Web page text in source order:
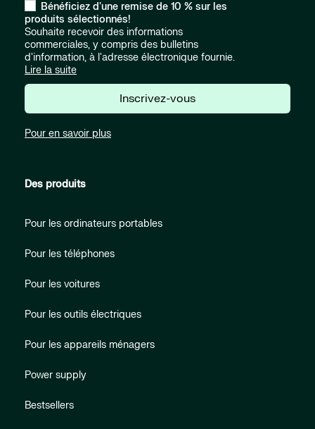
Bénéficiez d'une remise de 10 % sur les
produits sélectionnés!
Souhaite recevoir des informations
commerciales, y compris des bulletins
d'information, à l'adresse électronique fournie.
Lire la suite
Inscrivez-vous
Pour en savoir plus
Des produits
Pour les ordinateurs portables
Pour les téléphones
Pour les voitures
Pour les outils électriques
Pour les appareils ménagers
Power supply
Bestsellers